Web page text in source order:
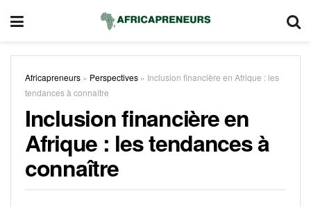
Africapreneurs » Perspectives » Inclusion financière en Afrique : les
tendances à connaître
Inclusion financière en
Afrique : les tendances à
connaître